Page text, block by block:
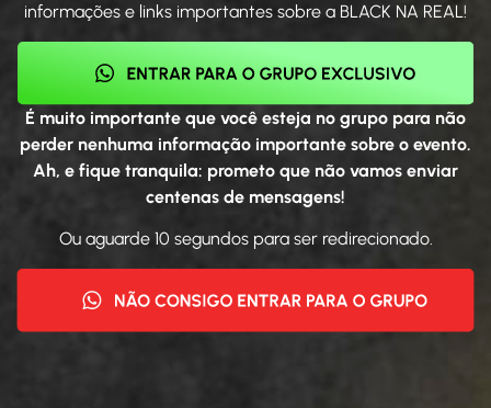
informações e links importantes sobre a BLACK NA REAL!
É muito importante que você esteja no grupo para não
perder nenhuma informação importante sobre o evento.
Ah, e fique tranquila: prometo que não vamos enviar
centenas de mensagens!
Ou aguarde 10 segundos para ser redirecionado.